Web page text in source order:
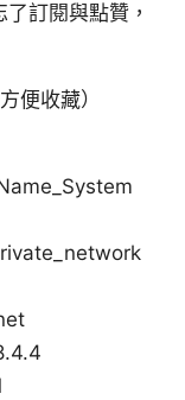
訂閱與點贊，
便收藏）